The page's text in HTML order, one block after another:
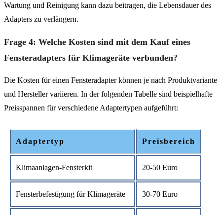
Wartung und Reinigung kann dazu beitragen, die Lebensdauer des
Adapters zu verlängern.
Frage 4: Welche Kosten sind mit dem Kauf eines
Fensteradapters für Klimageräte verbunden?
Die Kosten für einen Fensteradapter können je nach Produktvariante
und Hersteller variieren. In der folgenden Tabelle sind beispielhafte
Preisspannen für verschiedene Adaptertypen aufgeführt:
Adaptertyp Preisbereich
Klimaanlagen-Fensterkit 20-50 Euro
Fensterbefestigung für Klimageräte 30-70 Euro